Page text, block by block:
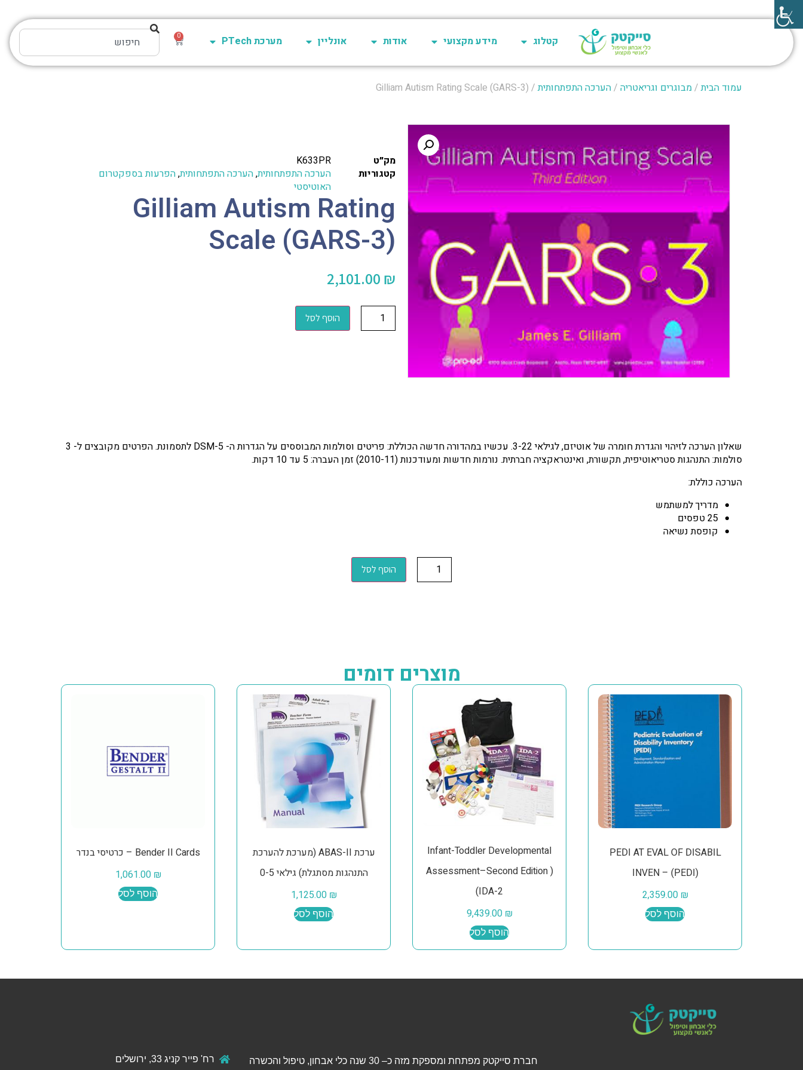
0 קטלוג מידע מקצועי אודות אונליין מערכת PTech
עמוד הבית/מבוגרים וגריאטריה /הערכה התפתחותית/ Gilliam Autism Rating Scale (GARS-3)
מק״ט
K633PR
קטגוריות
הערכה התפתחותית,הערכה התפתחותית,הפרעות בספקטרום
האוטיסטי
Gilliam Autism Rating
Scale (GARS-3)
2,101.00 ₪
הוסף לסל
שאלון הערכה לזיהוי והגדרת חומרה של אוטיזם, לגילאי 3-22. עכשיו במהדורה חדשה הכוללת: פריטים וסולמות המבוססים על הגדרות ה- 5-DSM לתסמונת. הפרטים מקובצים ל- 3
סולמות: התנהגות סטריאוטיפית, תקשורת, ואינטראקציה חברתית. נורמות חדשות ומעודכנות (2010-11) זמן העברה: 5 עד 10 דקות.
הערכה כוללת:
מדריך למשתמש
25 טפסים
קופסת נשיאה
הוסף לסל
מוצרים דומים
PEDI AT EVAL OF DISABIL
INVEN – (PEDI)
2,359.00 ₪
הוסף לסל
Infant-Toddler Developmental
Assessment–Second Edition )
(IDA-2
9,439.00 ₪
הוסף לסל
ערכת ABAS-II (מערכת להערכת
התנהגות מסתגלת) גילאי 0-5
1,125.00 ₪
הוסף לסל
Bender II Cards – כרטיסי בנדר
1,061.00 ₪
הוסף לסל
רח' פייר קניג 33, ירושלים חברת סייקטק מפתחת ומספקת מזה כ– 30 שנה כלי אבחון, טיפול והכשרה